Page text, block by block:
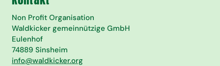
Non Profit Organisation
Waldkicker gemeinnützige GmbH
Eulenhof
74889 Sinsheim
info@waldkicker.org